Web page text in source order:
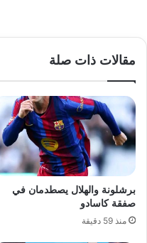
مقالات ذات صلة
برشلونة والهلال يصطدمان في
صفقة كاسادو
منذ 59 دقيقة